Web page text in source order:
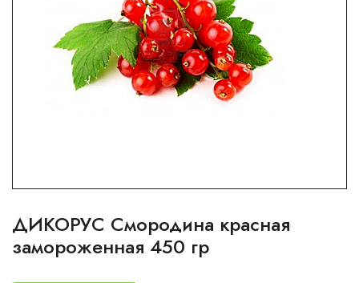
ДИКОРУС Смородина красная
замороженная 450 гр